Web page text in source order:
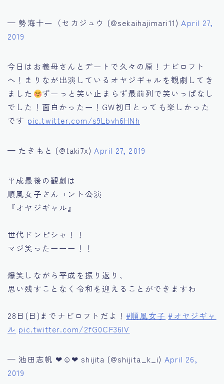
— 勢海十一（セカジュウ (@sekaihajimari11) April 27,
2019
今日はお義母さんとデートで久々の原！ナビロフト
へ！まりなが出演しているオヤジギャルを観劇してき
ました
ずーっと笑い止まらず最前列で笑いっぱなし
でした！面白かったー！GW初日とっても楽しかった
です pic.twitter.com/s9Lbvh6HNh
— たきもと (@taki7x) April 27, 2019
平成最後の観劇は
順風女子さんコント公演
『オヤジギャル』
世代ドンピシャ！！
マジ笑ったーーー！！
爆笑しながら平成を振り返り、
思い残すことなく令和を迎えることができますわ
28日(日)までナビロフトだよ！#順風女子 #オヤジギャ
ル pic.twitter.com/2fG0CF36IV
— 池田志帆 ❤︎☺︎❤︎ shijita (@shijita_k_i) April 26,
2019